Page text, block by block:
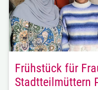
Frühstück für
Stadtteilmüttern